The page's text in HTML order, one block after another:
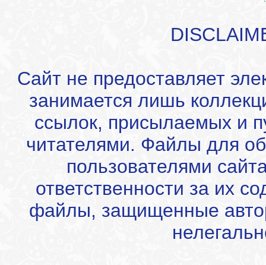
Сайт не предоставляет
занимается лишь
ссылок, присылаемых и
читателями. Файлы для
пользователями
ответственности за их
файлы, защищенные